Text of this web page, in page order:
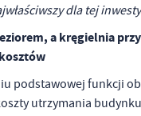
dla tej
a kręgielnia
podstawowej funkcji
utrzymania